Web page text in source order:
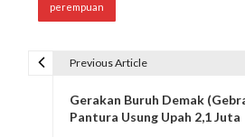
perempuan
Previous Article
Gerakan Buruh Demak
Pantura Usung Upah 2,1 Juta